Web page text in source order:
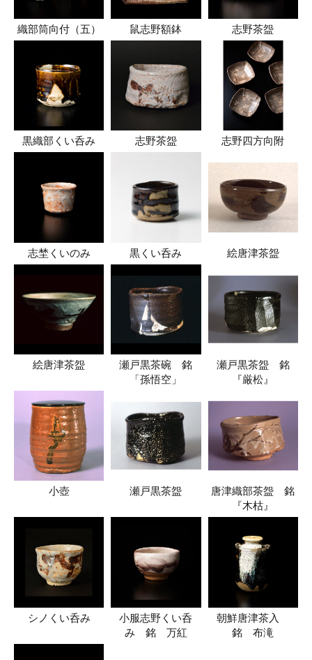
織部筒向付（五） 鼠志野額鉢 志野茶盌
黒織部くい呑み 志野茶盌 志野四方向附
志埜くいのみ 黒くい呑み 絵唐津茶盌
絵唐津茶盌
瀬戸黒茶碗 銘
「孫悟空」
瀬戸黒茶盌 銘
『厳松』
小壺 瀬戸黒茶盌
唐津織部茶盌 銘
『木枯』
シノくい呑み
小服志野くい呑
み 銘 万紅
朝鮮唐津茶入
銘 布滝